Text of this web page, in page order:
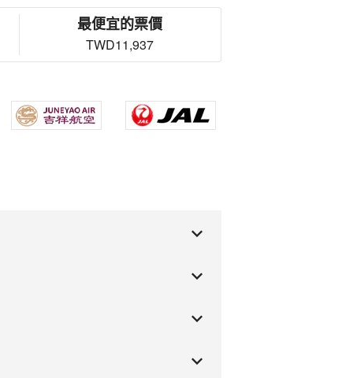
最便宜的票價
TWD11,937